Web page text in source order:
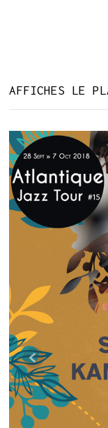
AFFICHES LE